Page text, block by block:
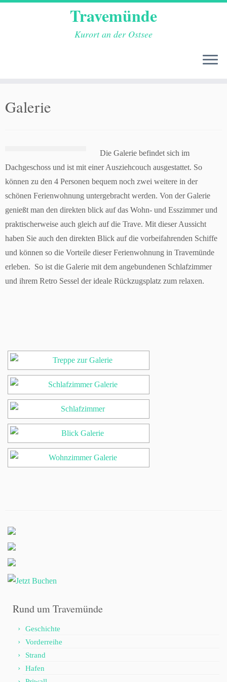
Inhalt
Travemünde
Kurort an der Ostsee
Galerie
Die Galerie befindet sich im
Dachgeschoss und ist mit einer Ausziehcouch ausgestattet. So
können zu den 4 Personen bequem noch zwei weitere in der
schönen Ferienwohnung untergebracht werden. Von der Galerie
genießt man den direkten blick auf das Wohn- und Esszimmer und
praktischerweise auch gleich auf die Trave. Mit dieser Aussicht
haben Sie auch den direkten Blick auf die vorbeifahrenden Schiffe
und können so die Vorteile dieser Ferienwohnung in Travemünde
erleben. So ist die Galerie mit dem angebundenen Schlafzimmer
und ihrem Retro Sessel der ideale Rückzugsplatz zum relaxen.
Rund um Travemünde
Geschichte
Vorderreihe
Strand
Hafen